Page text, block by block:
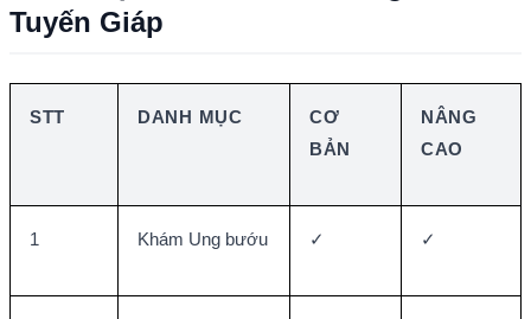
Tuyến Giáp
STT DANH MỤC
CƠ
BẢN
NÂNG
CAO
1 Khám Ung bướu ✓ ✓